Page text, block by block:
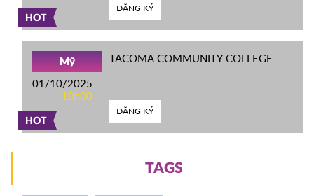
HOT
ĐĂNG KÝ
HOT
Mỹ
01/10/2025
10h00
TACOMA COMMUNITY COLLEGE
ĐĂNG KÝ
TAGS